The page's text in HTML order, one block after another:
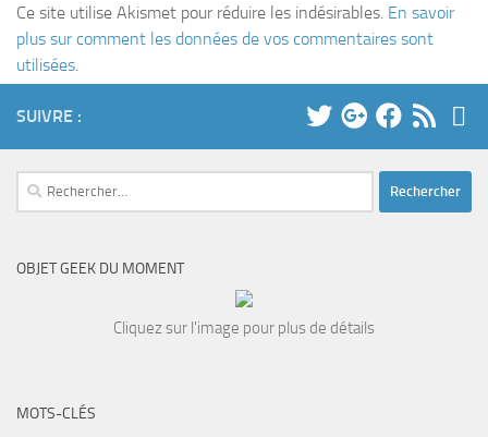
Ce site utilise Akismet pour réduire les indésirables. En savoir
plus sur comment les données de vos commentaires sont
utilisées
SUIVRE :
Rechercher :
OBJET GEEK DU MOMENT
Cliquez sur l'image pour plus de détails
MOTS-CLÉS